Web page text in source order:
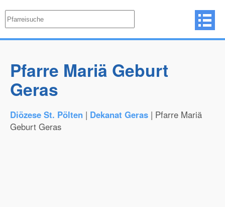
Pfarre Mariä Geburt
Geras
Diözese St. Pölten | Dekanat Geras | Pfarre Mariä
Geburt Geras